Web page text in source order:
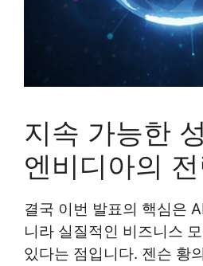
지속 가능한
엔비디아의
결국 이번 발표의 핵심은
니라 실질적인 비즈니스
있다는 점입니다. 젠슨 황